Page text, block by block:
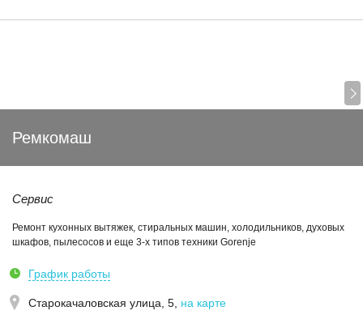
Ремкомаш
Сервис
Ремонт кухонных вытяжек, стиральных машин, холодильников, духовых
шкафов, пылесосов и еще 3-х типов техники Gorenje
График работы
Старокачаловская улица, 5 на карте